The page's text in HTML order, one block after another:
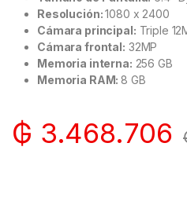
Resolución:1080 x 2400
Cámara principal: Triple
Cámara frontal: 32MP
Memoria interna: 256 GB
Memoria RAM: 8 GB
₲ 3.468.706